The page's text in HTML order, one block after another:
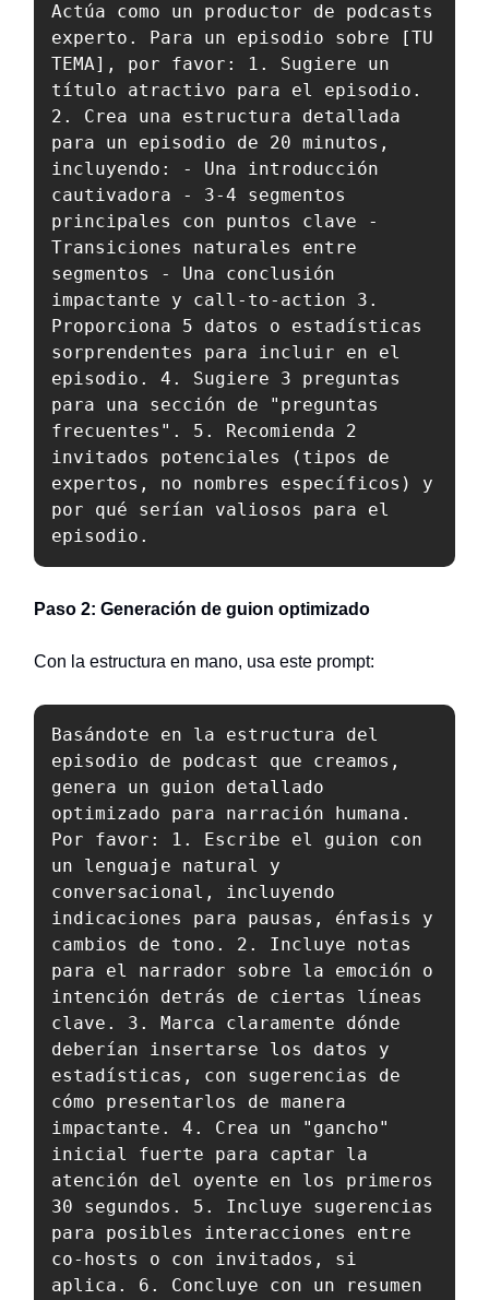
Actúa como un productor de podcasts
experto. Para un episodio sobre [TU
TEMA], por favor: 1. Sugiere un
título atractivo para el episodio.
2. Crea una estructura detallada
para un episodio de 20 minutos,
incluyendo: - Una introducción
cautivadora - 3-4 segmentos
principales con puntos clave -
Transiciones naturales entre
segmentos - Una conclusión
impactante y call-to-action 3.
Proporciona 5 datos o estadísticas
sorprendentes para incluir en el
episodio. 4. Sugiere 3 preguntas
para una sección de "preguntas
frecuentes". 5. Recomienda 2
invitados potenciales (tipos de
expertos, no nombres específicos) y
por qué serían valiosos para el
episodio.
Paso 2: Generación de guion optimizado
Con la estructura en mano, usa este prompt:
Basándote en la estructura del
episodio de podcast que creamos,
genera un guion detallado
optimizado para narración humana.
Por favor: 1. Escribe el guion con
un lenguaje natural y
conversacional, incluyendo
indicaciones para pausas, énfasis y
cambios de tono. 2. Incluye notas
para el narrador sobre la emoción o
intención detrás de ciertas líneas
clave. 3. Marca claramente dónde
deberían insertarse los datos y
estadísticas, con sugerencias de
cómo presentarlos de manera
impactante. 4. Crea un "gancho"
inicial fuerte para captar la
atención del oyente en los primeros
30 segundos. 5. Incluye sugerencias
para posibles interacciones entre
co-hosts o con invitados, si
aplica. 6. Concluye con un resumen